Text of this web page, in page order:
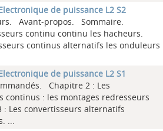
de puissance L2 S2
Avant-propos. Sommaire.
continu continu les hacheurs.
continus alternatifs les onduleurs
de puissance L2 S1
Chapitre 2 : Les
continus : les montages redresseurs
Les convertisseurs alternatifs
...